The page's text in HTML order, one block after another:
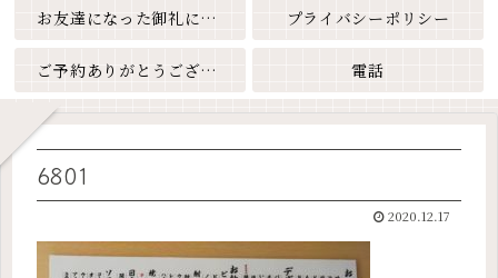
お友達になった御礼に素敵なクーポンをプレゼント🎁 プライバシーポリシー
ご予約ありがとうございます 電話
6801
2020.12.17